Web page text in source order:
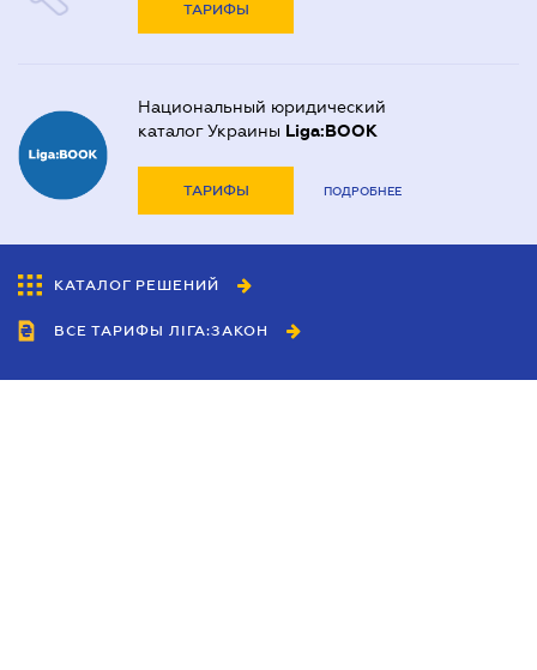
ТАРИФЫ
Национальный юридический
каталог Украины Liga:BOOK
ТАРИФЫ ПОДРОБНЕЕ
КАТАЛОГ РЕШЕНИЙ
ВСЕ ТАРИФЫ ЛІГА:ЗАКОН